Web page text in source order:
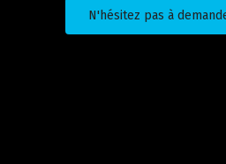
N'hésitez pas à